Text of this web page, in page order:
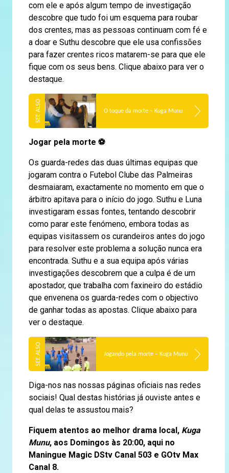
com ele e após algum tempo de investigação
descobre que tudo foi um esquema para roubar
dos crentes, mas as pessoas continuam com fé e
a doar e Suthu descobre que ele usa confissões
para fazer crentes ricos matarem-se para que ele
fique com os seus bens. Clique abaixo para ver o
destaque.
O toque da morte – Kuga Munu
Jogar pela morte ⚽
Os guarda-redes das duas últimas equipas que
jogaram contra o Futebol Clube das Palmeiras
desmaiaram, exactamente no momento em que o
árbitro apitava para o início do jogo. Suthu e Luna
investigaram essas fontes, tentando descobrir
como parar este fenómeno, embora todas as
equipas visitassem os curandeiros antes do jogo
para resolver este problema a solução nunca era
encontrada. Suthu e a sua equipa após várias
investigações descobrem que a culpa é de um
apostador, que trabalha com faxineiro do estádio
que envenena os guarda-redes com o objectivo
de ganhar todas as apostas. Clique abaixo para
ver o destaque.
Jogando pela morte – Kuga Munu
Diga-nos nas nossas páginas oficiais nas redes
sociais! Qual destas histórias já ouviste antes e
qual delas te assustou mais?
Fiquem atentos ao melhor drama local, Kuga
Munu, aos Domingos às 20:00, aqui no
Maningue Magic DStv Canal 503 e GOtv Max
Canal 8.